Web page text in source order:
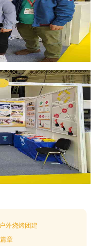
外烧烤团建
章